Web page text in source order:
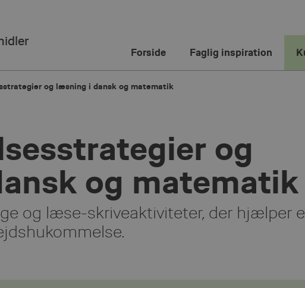
Forside Faglig inspiration
og læsning i dansk og matematik
og
og matematik
og læse-skriveaktiviteter, der hjælper